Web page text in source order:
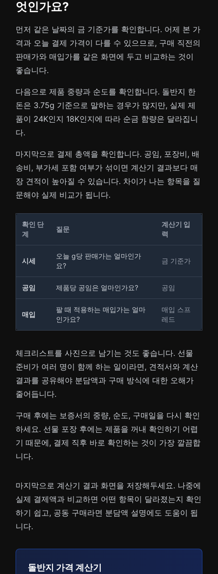
엇인가요?
먼저 같은 날짜의 금 기준가를 확인합니다. 어제 본 가
격과 오늘 결제 가격이 다를 수 있으므로, 구매 직전의
판매가와 매입가를 같은 화면에 두고 비교하는 것이
좋습니다.
다음으로 제품 중량과 순도를 확인합니다. 돌반지 한
돈은 3.75g 기준으로 말하는 경우가 많지만, 실제 제
품이 24K인지 18K인지에 따라 순금 함량은 달라집니
다.
마지막으로 결제 총액을 확인합니다. 공임, 포장비, 배
송비, 부가세 포함 여부가 섞이면 계산기 결과보다 매
장 견적이 높아질 수 있습니다. 차이가 나는 항목을 질
문해야 실제 비교가 됩니다.
확인 단
계
질문
계산기 입
력
시세
오늘 g당 판매가는 얼마인가
요?
금 기준가
공임 제품당 공임은 얼마인가요? 공임
매입
팔 때 적용하는 매입가는 얼마
인가요?
매입 스프
레드
체크리스트를 사진으로 남기는 것도 좋습니다. 선물
준비가 여러 명이 함께 하는 일이라면, 견적서와 계산
결과를 공유해야 분담액과 구매 방식에 대한 오해가
줄어듭니다.
구매 후에는 보증서의 중량, 순도, 구매일을 다시 확인
하세요. 선물 포장 후에는 제품을 꺼내 확인하기 어렵
기 때문에, 결제 직후 바로 확인하는 것이 가장 깔끔합
니다.
마지막으로 계산기 결과 화면을 저장해두세요. 나중에
실제 결제액과 비교하면 어떤 항목이 달라졌는지 확인
하기 쉽고, 공동 구매라면 분담액 설명에도 도움이 됩
니다.
돌반지 가격 계산기